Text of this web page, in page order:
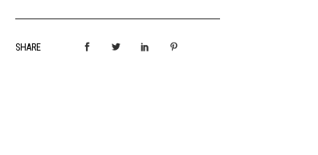
SHARE